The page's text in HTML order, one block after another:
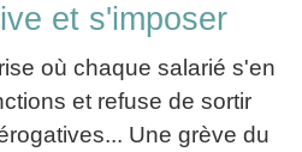
et s'imposer
où chaque salarié s'en
et refuse de sortir
Une grève du